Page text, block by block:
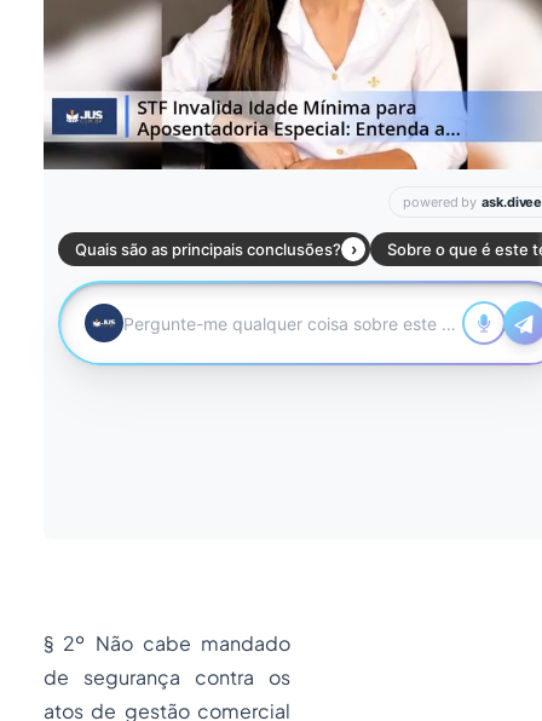
§ 2º Não cabe mandado
de segurança contra os
atos de gestão comercial